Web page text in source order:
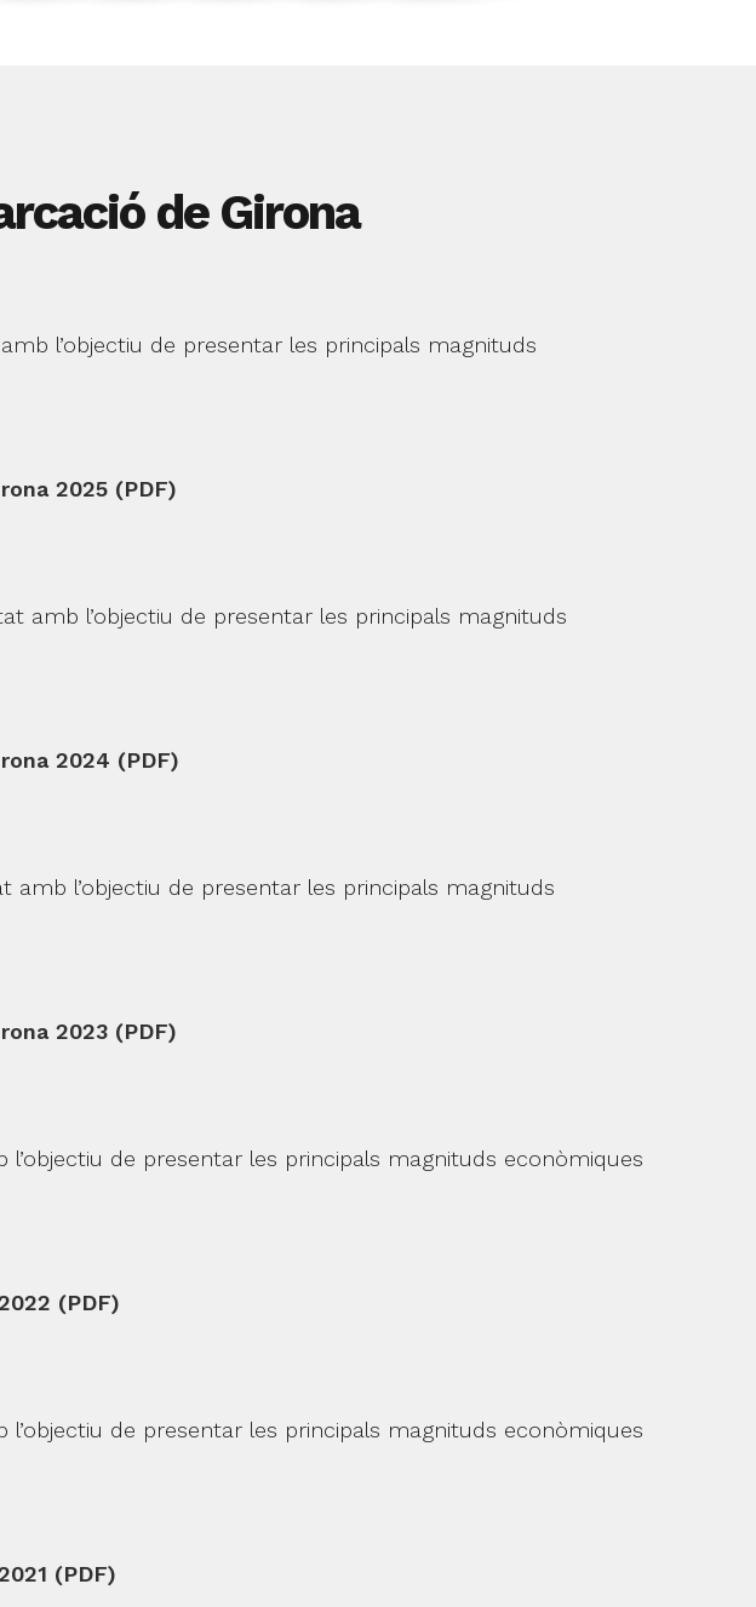
de Girona
l’objectiu de presentar les principals magnituds
2025 (PDF)
amb l’objectiu de presentar les principals magnituds
2024 (PDF)
l’objectiu de presentar les principals magnituds
2023 (PDF)
de presentar les principals magnituds econòmiques
(PDF)
de presentar les principals magnituds econòmiques
(PDF)